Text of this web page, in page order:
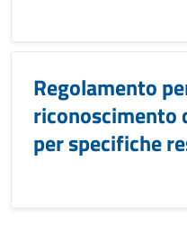
Regolamento
riconoscimento
per specifiche